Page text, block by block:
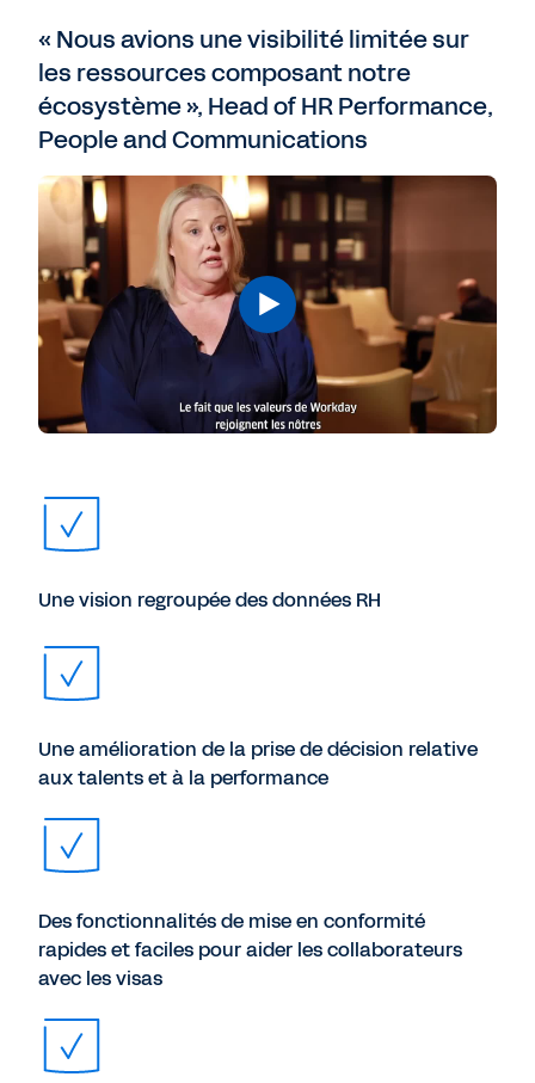
« Nous avions une visibilité limitée sur
les ressources composant notre
écosystème », Head of HR Performance,
People and Communications
Une vision regroupée des données RH
Une amélioration de la prise de décision relative
aux talents et à la performance
Des fonctionnalités de mise en conformité
rapides et faciles pour aider les collaborateurs
avec les visas